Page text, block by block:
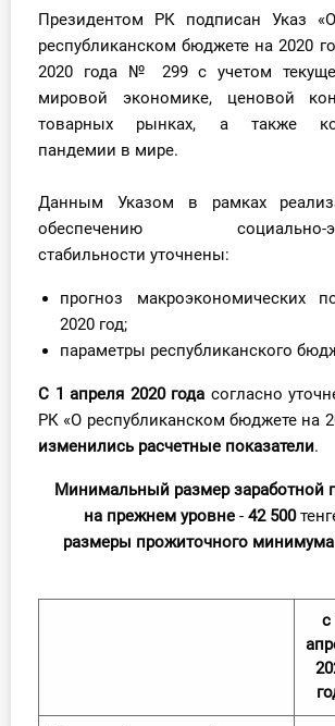
Вебинары
Справочник бухгалтера
Учет по отраслям
Юридический помощник
Интернет-магазин
О Системе
Тарифы
Тестирование для
Президентом РК подписан Указ
республиканском бюджете на 2020
2020 года № 299 с учетом
мировой экономике, ценовой
товарных рынках, а также
пандемии в мире.
Данным Указом в рамках
обеспечению социально-
стабильности уточнены:
прогноз макроэкономических
2020 год;
параметры республиканского
С 1 апреля 2020 года согласно
РК «О республиканском бюджете на
изменились расчетные показатели.
Минимальный размер заработной
на прежнем уровне - 42 500
размеры прожиточного минимума
с